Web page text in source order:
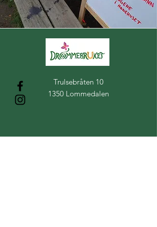
Der drømmer blir til virkelighet
Trulsebråten 10
1350 Lommedalen